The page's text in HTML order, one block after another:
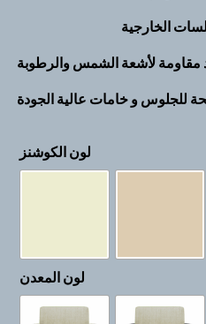
الخارجية
مقاومة لأشعة الشمس والرطوبة
للجلوس و خامات عالية الجودة
لون الكوشنز
لون المعدن